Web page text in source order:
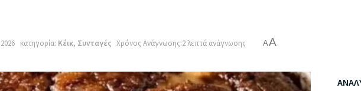
κατηγορία: Κέικ, Συνταγές Χρόνος Ανάγνωσης:2 λεπτά ανάγνωσης AA